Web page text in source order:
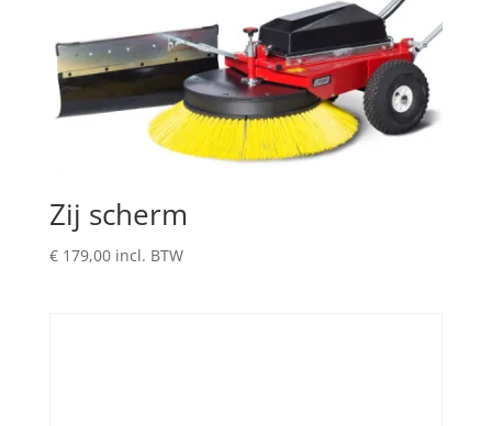
Zij scherm
€179,00 incl. BTW